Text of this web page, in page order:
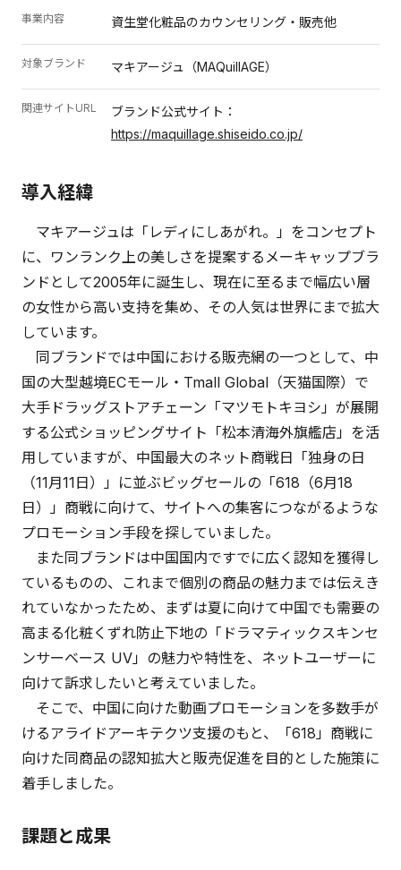
事業内容 資生堂化粧品のカウンセリング・販売他
対象ブランド マキアージュ（MAQuillAGE）
関連サイトURL
ブランド公式サイト：
https://maquillage.shiseido.co.jp/
導入経緯
マキアージュは「レディにしあがれ。」をコンセプト
に、ワンランク上の美しさを提案するメーキャップブラ
ンドとして2005年に誕生し、現在に至るまで幅広い層
の女性から高い支持を集め、その人気は世界にまで拡大
しています。
同ブランドでは中国における販売網の一つとして、中
国の大型越境ECモール・Tmall Global（天猫国際）で
大手ドラッグストアチェーン「マツモトキヨシ」が展開
する公式ショッピングサイト「松本清海外旗艦店」を活
用していますが、中国最大のネット商戦日「独身の日
（11月11日）」に並ぶビッグセールの「618（6月18
日）」商戦に向けて、サイトへの集客につながるような
プロモーション手段を探していました。
また同ブランドは中国国内ですでに広く認知を獲得し
ているものの、これまで個別の商品の魅力までは伝えき
れていなかったため、まずは夏に向けて中国でも需要の
高まる化粧くずれ防止下地の「ドラマティックスキンセ
ンサーベース UV」の魅力や特性を、ネットユーザーに
向けて訴求したいと考えていました。
そこで、中国に向けた動画プロモーションを多数手が
けるアライドアーキテクツ支援のもと、「618」商戦に
向けた同商品の認知拡大と販売促進を目的とした施策に
着手しました。
課題と成果